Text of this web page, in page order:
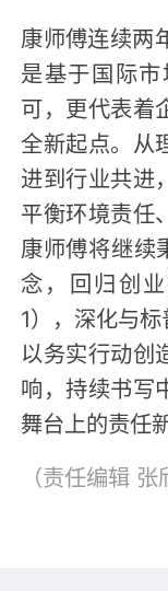
康师傅连续两
是基于国际
可，更代表着
全新起点。从
进到行业共进
平衡环境责任
康师傅将继续
念，回归创
1），深化与
以务实行动创
响，持续书写
舞台上的责任
（责任编辑 张